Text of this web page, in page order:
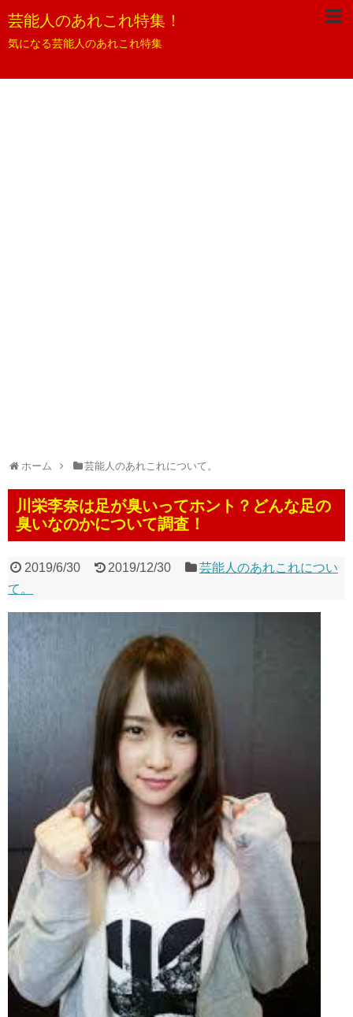
芸能人のあれこれ特集！
気になる芸能人のあれこれ特集
ホーム 芸能人のあれこれについて。
川栄李奈は足が臭いってホント？どんな足の
臭いなのかについて調査！
2019/6/30 2019/12/30
芸能人のあれこれについ
て。